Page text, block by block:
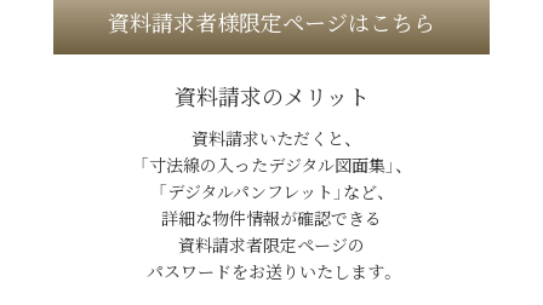
資料請求者様限定ページはこちら
資料請求のメリット
資料請求いただくと、
「寸法線の入ったデジタル図面集」、
「デジタルパンフレット」など、
詳細な物件情報が確認できる
資料請求者限定ページの
パスワードをお送りいたします。